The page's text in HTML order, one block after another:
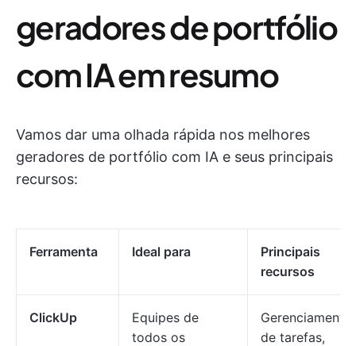
geradores de portfólio
com IA em resumo
Vamos dar uma olhada rápida nos melhores
geradores de portfólio com IA e seus principais
recursos:
Ferramenta Ideal para
Principais
recursos
ClickUp
Equipes de
todos os
Gerenciamento
de tarefas,